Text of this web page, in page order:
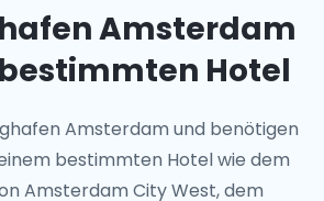
Amsterdam
Hotel
Amsterdam und benötigen
bestimmten Hotel wie dem
Amsterdam City West, dem